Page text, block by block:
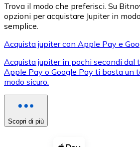
XRP
XRP
Vedi tutto
Buoni cripto
Trova il modo che preferisci. Su
opzioni per acquistare Jupiter in
semplice.
Acquista jupiter con Apple Pay e
Acquista jupiter in pochi secondi dal
Apple Pay o Google Pay ti basta un
modo sicuro.
Scopri di più